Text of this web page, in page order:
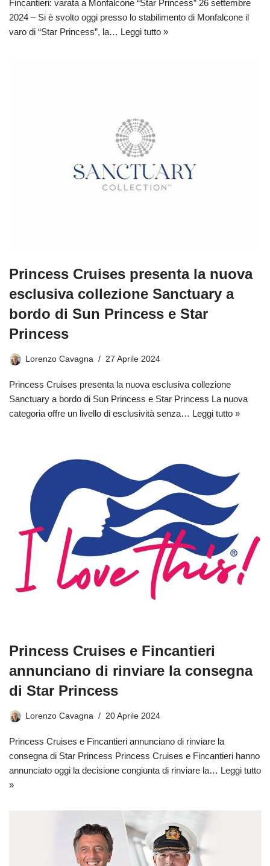
Fincantieri: varata a Monfalcone “Star Princess” 26 settembre
2024 – Si è svolto oggi presso lo stabilimento di Monfalcone il
varo di “Star Princess”, la… Leggi tutto »
Princess Cruises presenta la nuova
esclusiva collezione Sanctuary a
bordo di Sun Princess e Star
Princess
Lorenzo Cavagna 27 Aprile 2024
Princess Cruises presenta la nuova esclusiva collezione
Sanctuary a bordo di Sun Princess e Star Princess La nuova
categoria offre un livello di esclusività senza… Leggi tutto »
Princess Cruises e Fincantieri
annunciano di rinviare la consegna
di Star Princess
Lorenzo Cavagna 20 Aprile 2024
Princess Cruises e Fincantieri annunciano di rinviare la
consegna di Star Princess Princess Cruises e Fincantieri hanno
annunciato oggi la decisione congiunta di rinviare la… Leggi tutto
»